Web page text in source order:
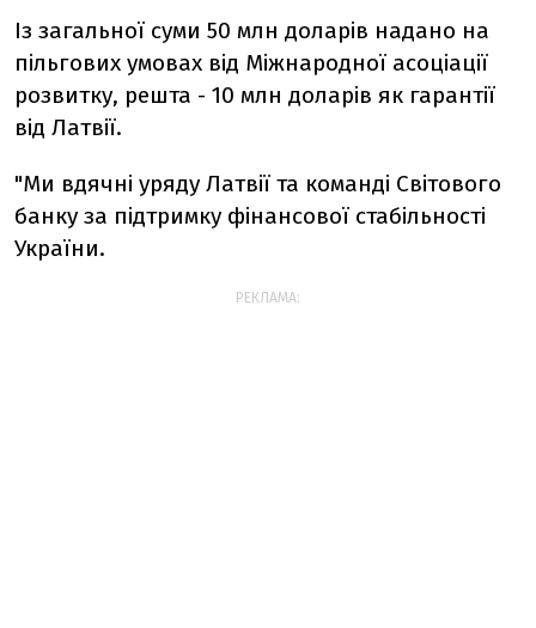
Із загальної суми 50 млн доларів надано на
пільгових умовах від Міжнародної асоціації
розвитку, решта - 10 млн доларів як гарантії
від Латвії.
"Ми вдячні уряду Латвії та команді Світового
банку за підтримку фінансової стабільності
України.
РЕКЛАМА: